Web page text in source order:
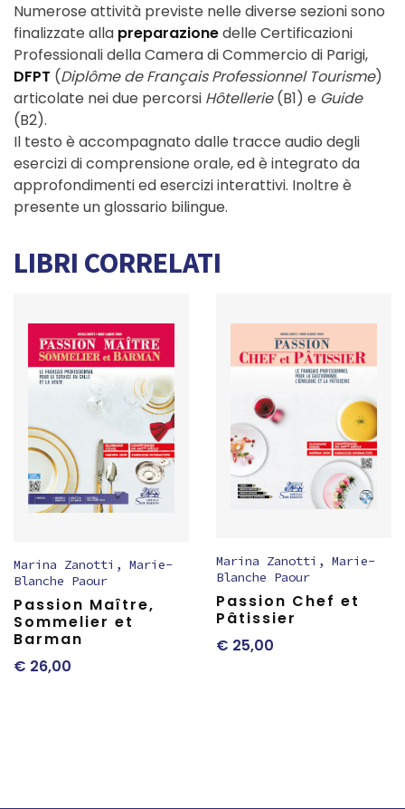
Numerose attività previste nelle diverse sezioni sono
finalizzate alla preparazionedelle Certificazioni
Professionali della Camera di Commercio di Parigi,
DFPT (Diplôme de Français Professionnel Tourisme)
articolate nei due percorsi Hôtellerie(B1) e Guide
(B2).
Il testo è accompagnato dalle tracce audio degli
esercizi di comprensione orale, ed è integrato da
approfondimenti ed esercizi interattivi. Inoltre è
presente un glossario bilingue.
LIBRI CORRELATI
Marina Zanotti , Marie-
Blanche Paour
Passion Maître,
Sommelier et
Barman
€ 26,00
Marina Zanotti , Marie-
Blanche Paour
Passion Chef et
Pâtissier
€ 25,00